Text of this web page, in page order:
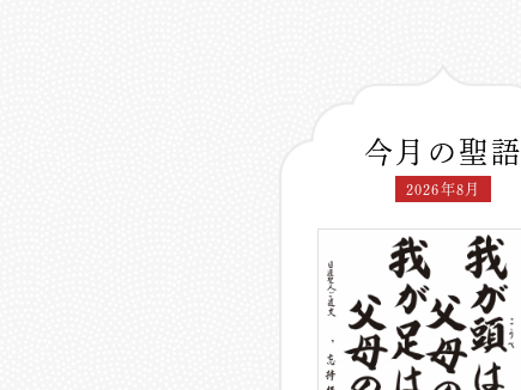
今月の聖語
2026年8月